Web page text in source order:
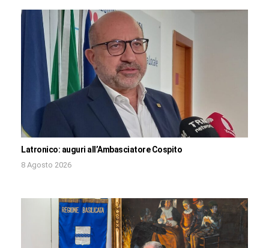
Latronico: auguri all’Ambasciatore Cospito
8 Agosto 2026